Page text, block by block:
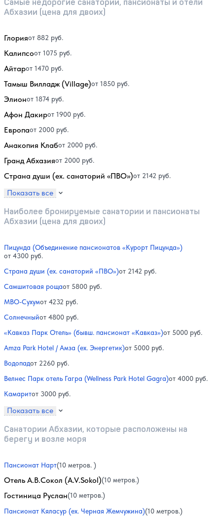
Самые недорогие санатории, пансионаты и отели
Абхазии (цена для двоих)
Глорияот 882 руб.
Калипсоот 1075 руб.
Айтарот 1470 руб.
Тамыш Вилладж (Village)от 1850 руб.
Элионот 1874 руб.
Афон Дакирот 1900 руб.
Европаот 2000 руб.
Анакопия Клабот 2000 руб.
Гранд Абхазияот 2000 руб.
Страна души (ex. санаторий «ПВО»)от 2142 руб.
Показать все
Наиболее бронируемые санатории и пансионаты
Абхазии (цена для двоих)
Пицунда (Объединение пансионатов «Курорт Пицунда»)
от 4300 руб.
Страна души (ex. санаторий «ПВО»)от 2142 руб.
Самшитовая рощаот 5800 руб.
МВО-Сухумот 4232 руб.
Солнечныйот 4800 руб.
«Кавказ Парк Отель» (бывш. пансионат «Кавказ»)от 5000 руб.
Amza Park Hotel / Амза (ex. Энергетик)от 5000 руб.
Водопадот 2260 руб.
Велнес Парк отель Гагра (Wellness Park Hotel Gagra)от 4000 руб.
Камаритот 3000 руб.
Показать все
Санатории Абхазии, которые расположены на
берегу и возле моря
Пансионат Нарт(10 метров. )
Отель А.В.Сокол (A.V.Sokol)(10 метров.)
Гостиница Руслан(10 метров.)
Пансионат Кяласур (ex. Черная Жемчужина)(10 метров.)